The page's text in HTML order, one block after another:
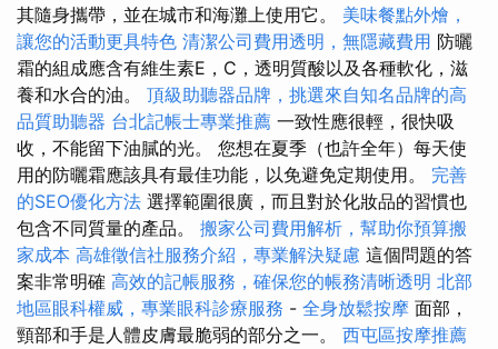
其隨身攜帶，並在城市和海灘上使用它。 美味餐點外燴，
讓您的活動更具特色 清潔公司費用透明，無隱藏費用 防曬
霜的組成應含有維生素E，C，透明質酸以及各種軟化，滋
養和水合的油。 頂級助聽器品牌，挑選來自知名品牌的高
品質助聽器 台北記帳士專業推薦 一致性應很輕，很快吸
收，不能留下油膩的光。 您想在夏季（也許全年）每天使
用的防曬霜應該具有最佳功能，以免避免定期使用。 完善
的SEO優化方法 選擇範圍很廣，而且對於化妝品的習慣也
包含不同質量的產品。 搬家公司費用解析，幫助你預算搬
家成本 高雄徵信社服務介紹，專業解決疑慮 這個問題的答
案非常明確 高效的記帳服務，確保您的帳務清晰透明 北部
地區眼科權威，專業眼科診療服務 - 全身放鬆按摩 面部，
頸部和手是人體皮膚最脆弱的部分之一。 西屯區按摩推薦